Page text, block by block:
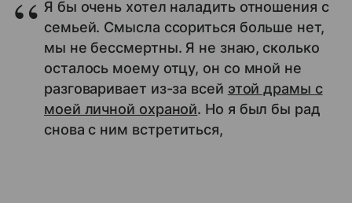
Я бы очень хотел наладить отношения с
семьей. Смысла ссориться больше нет,
мы не бессмертны. Я не знаю, сколько
осталось моему отцу, он со мной не
разговаривает из-за всей этой драмы с
моей личной охраной. Но я был бы рад
снова с ним встретиться,